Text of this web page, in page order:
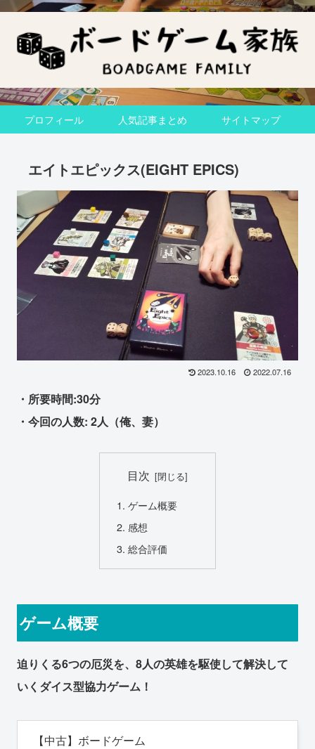
プロフィール 人気記事まとめ サイトマップ
エイトエピックス(EIGHT EPICS)
2023.10.16 2022.07.16
・所要時間:30分
・今回の人数: 2人（俺、妻）
目次
ゲーム概要
感想
総合評価
ゲーム概要
迫りくる6つの厄災を、8人の英雄を駆使して解決して
いくダイス型協力ゲーム！
【中古】ボードゲーム